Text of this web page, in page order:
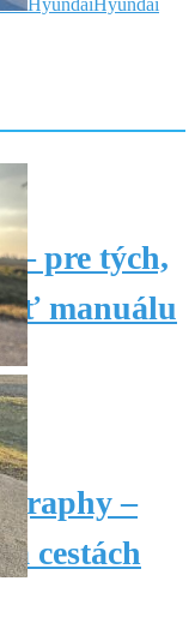
Hyundai Hyundai
– pre tých,
manuálu
–
cestách